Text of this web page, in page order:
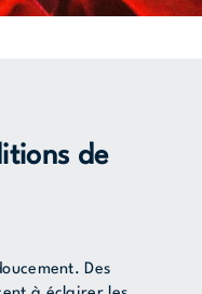
de
Des